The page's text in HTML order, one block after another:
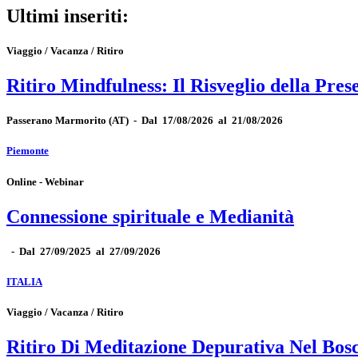
Ultimi inseriti:
Viaggio / Vacanza / Ritiro
Ritiro Mindfulness: Il Risveglio della
Passerano Marmorito (AT) - Dal 17/08/2026 al 21/08/2026
Piemonte
Online - Webinar
Connessione spirituale e Medianità
- Dal 27/09/2025 al 27/09/2026
ITALIA
Viaggio / Vacanza / Ritiro
Ritiro Di Meditazione Depurativa Nel